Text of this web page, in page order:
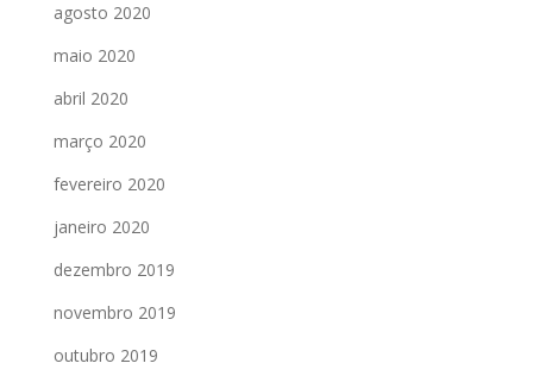
agosto 2020
maio 2020
abril 2020
março 2020
fevereiro 2020
janeiro 2020
dezembro 2019
novembro 2019
outubro 2019